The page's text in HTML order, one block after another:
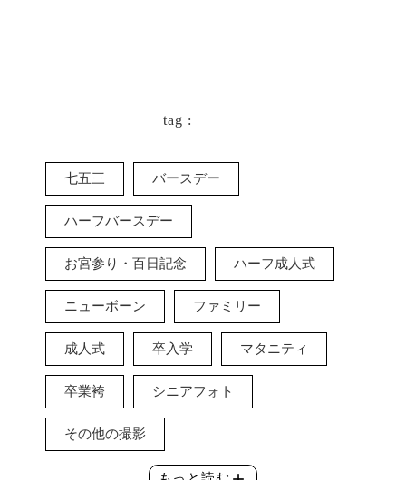
tag :
七五三 バースデー
ハーフバースデー
お宮参り・百日記念 ハーフ成人式
ニューボーン ファミリー
成人式 卒入学 マタニティ
卒業袴 シニアフォト
その他の撮影